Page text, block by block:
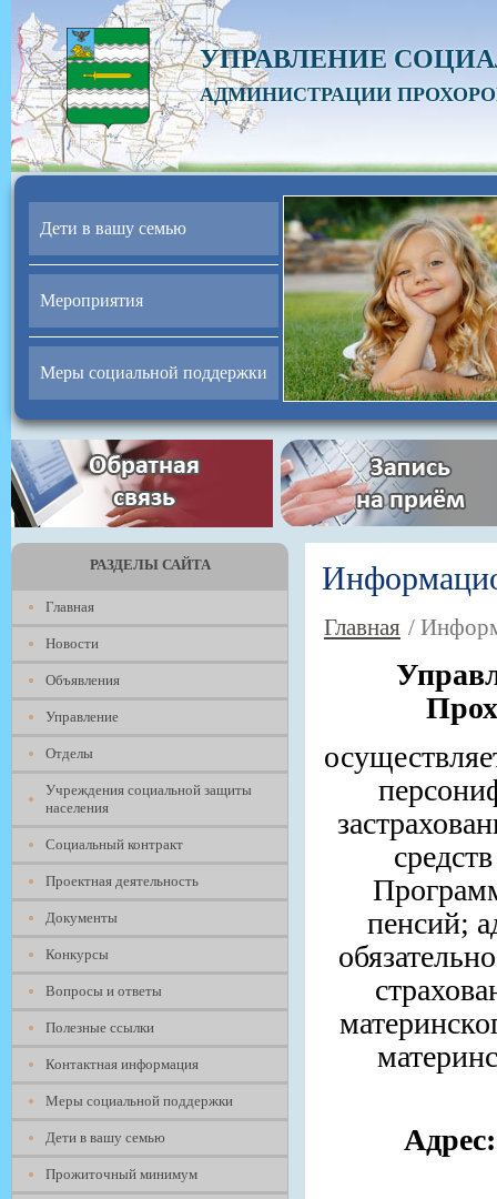
УПРАВЛЕНИЕ
АДМИНИСТРАЦИИ
Дети в вашу семью
Мероприятия
Меры социальной поддержки
РАЗДЕЛЫ САЙТА
Главная
Новости
Объявления
Управление
Отделы
Учреждения социальной защиты
населения
Социальный контракт
Проектная деятельность
Документы
Конкурсы
Вопросы и ответы
Полезные ссылки
Контактная информация
Меры социальной поддержки
Дети в вашу семью
Прожиточный минимум
Главная /
пенсий;